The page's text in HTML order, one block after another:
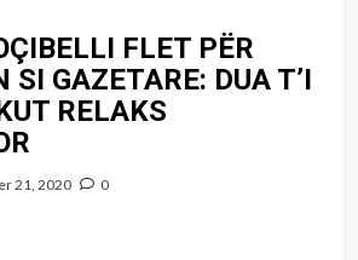
FLET PËR
SI GAZETARE: DUA T’I
RELAKS
21, 2020 0